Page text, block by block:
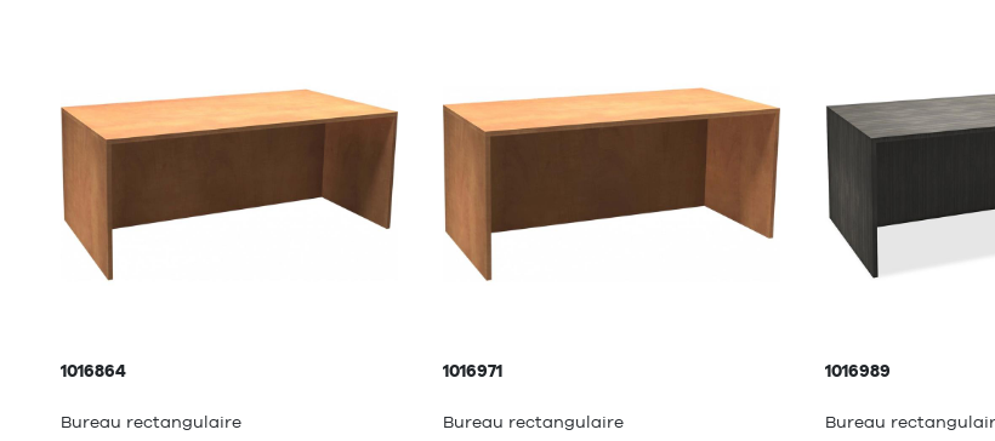
1016864
Bureau rectangulaire
1016971
Bureau rectangulaire
1016989
Bureau